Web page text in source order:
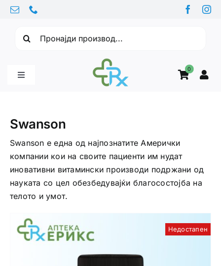
Skip
content
0
Toggle
Витамини
Здравје
Интимно здравје
Swanson
Swanson е една од најпознатите Амерички
компании кои на своите пациенти им нудат
иновативни витамински производи подржани од
науката со цел обезбедувајќи благосостојба на
телото и умот.
Недостапен